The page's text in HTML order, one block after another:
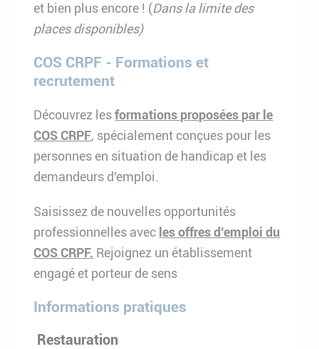
et bien plus encore ! (Dans la limite des
places disponibles)
COS CRPF - Formations et
recrutement
Découvrez lesformations proposées par le
COS CRPF, spécialement conçues pour les
personnes en situation de handicap et les
demandeurs d'emploi.
Saisissez de nouvelles opportunités
professionnelles avec les offres d’emploi du
COS CRPF. Rejoignez un établissement
engagé et porteur de sens
Informations pratiques
Restauration